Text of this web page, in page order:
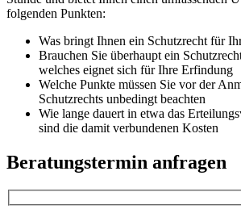
folgenden Punkten:
Was bringt Ihnen ein Schutzrecht für
Brauchen Sie überhaupt ein
welches eignet sich für Ihre Erfindung
Welche Punkte müssen Sie vor der
Schutzrechts unbedingt beachten
Wie lange dauert in etwa das
sind die damit verbundenen Kosten
Beratungstermin anfragen